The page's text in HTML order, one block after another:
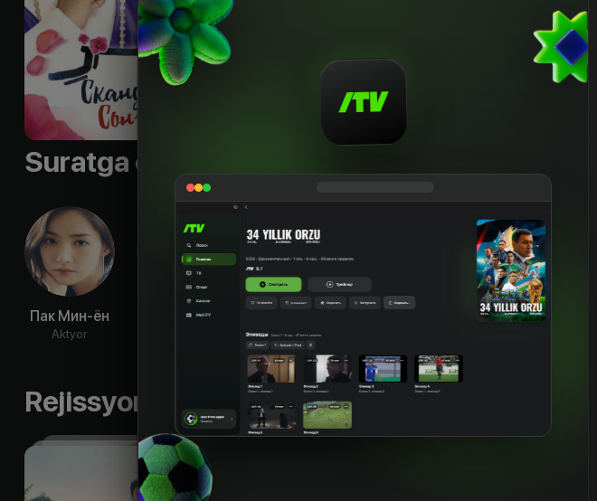
HD
Suratga olish guruhi
Пак Мин-ён
Aktyor
Рю Дам
Aktyor
Со Хё-рим
Rejissyorning boshqa ishlari